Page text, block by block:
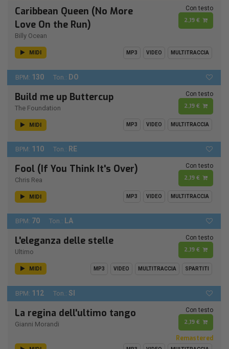
Caribbean Queen (No More
Love On the Run)
Billy Ocean
Con testo
2,19 €
MIDI MP3 VIDEO MULTITRACCIA
BPM: 130 Ton.: DO
Build me up Buttercup
The Foundation
Con testo
2,19 €
MIDI MP3 VIDEO MULTITRACCIA
BPM: 110 Ton.: RE
Fool (If You Think It's Over)
Chris Rea
Con testo
2,19 €
MIDI MP3 VIDEO MULTITRACCIA
BPM: 70 Ton.: LA
L'eleganza delle stelle
Ultimo
Con testo
2,19 €
MIDI MP3 VIDEO MULTITRACCIA SPARTITI
BPM: 112 Ton.: SI
La regina dell'ultimo tango
Gianni Morandi
Con testo
2,19 €
Remastered